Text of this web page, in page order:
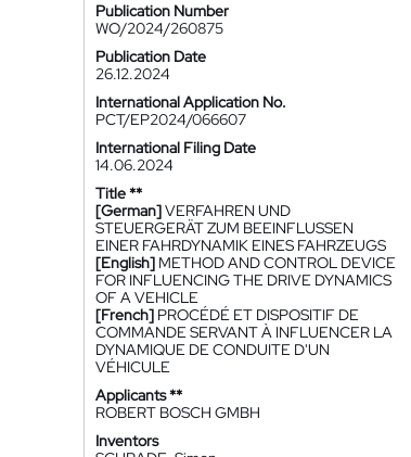
Publication Number
WO/2024/260875
Publication Date
26.12.2024
International Application No.
PCT/EP2024/066607
International Filing Date
14.06.2024
Title **
[German]VERFAHREN UND
STEUERGERÄT ZUM BEEINFLUSSEN
EINER FAHRDYNAMIK EINES FAHRZEUGS
[English] METHOD AND CONTROL DEVICE
FOR INFLUENCING THE DRIVE DYNAMICS
OF A VEHICLE
[French] PROCÉDÉ ET DISPOSITIF DE
COMMANDE SERVANT À INFLUENCER LA
DYNAMIQUE DE CONDUITE D'UN
VÉHICULE
Applicants **
ROBERT BOSCH GMBH
Inventors